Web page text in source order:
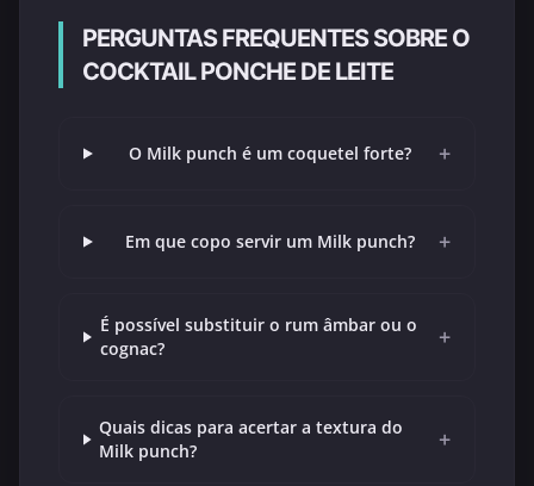
PERGUNTAS FREQUENTES SOBRE O
COCKTAIL PONCHE DE LEITE
O Milk punch é um coquetel forte? +
Em que copo servir um Milk punch? +
É possível substituir o rum âmbar ou o
cognac?
+
Quais dicas para acertar a textura do
Milk punch?
+